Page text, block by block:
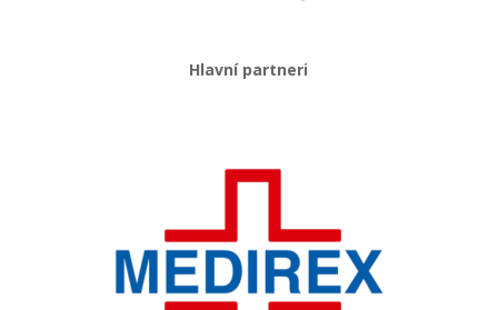
Hlavní partneri